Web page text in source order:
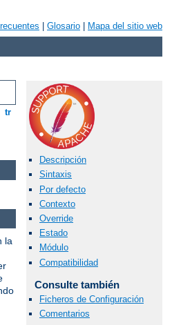
Glosario Mapa del sitio web
tr
Descripción
Sintaxis
Por defecto
Contexto
Override
Estado
Módulo
Compatibilidad
Consulte también
Ficheros de Configuración
Comentarios
la